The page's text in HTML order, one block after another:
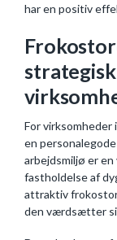
har en positiv
For
en
arbejdsmiljø er
fastholdelse af
attraktiv
den værdsætter